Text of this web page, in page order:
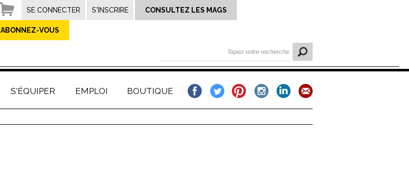
SE CONNECTER S'INSCRIRE CONSULTEZ LES MAGS
ABONNEZ-VOUS
S'ÉQUIPER EMPLOI BOUTIQUE